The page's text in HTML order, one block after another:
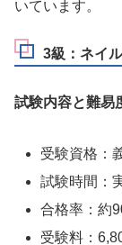
いています。
3級：ネイ
試験内容と難易
受験資格：
試験時間：
合格率：約
受験料：